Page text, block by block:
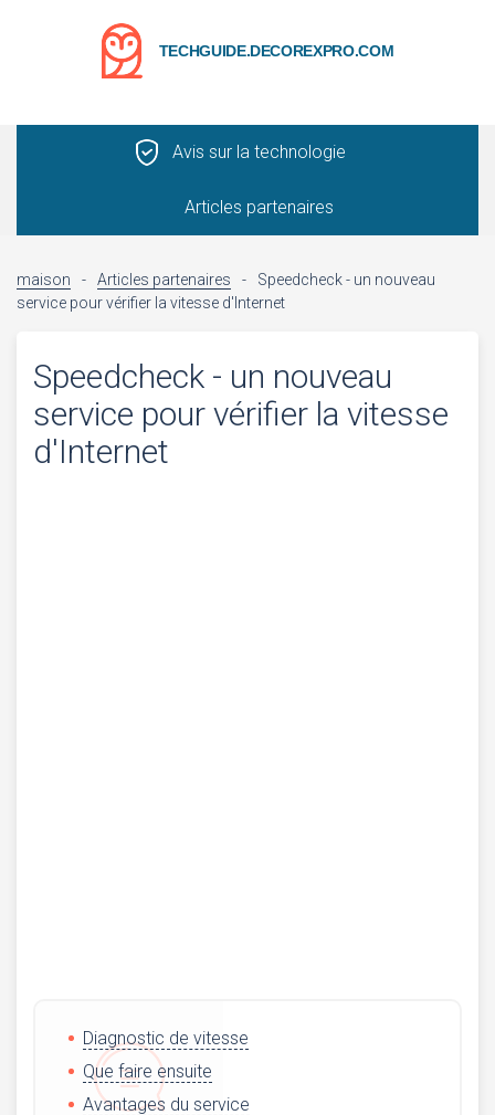
TECHGUIDE.DECOREXPRO.COM
Avis sur la technologie
Articles partenaires
maison - Articles partenaires -
Speedcheck - un nouveau
service pour vérifier la vitesse d'Internet
Speedcheck - un nouveau
service pour vérifier la vitesse
d'Internet
Diagnostic de vitesse
Que faire ensuite
Avantages du service